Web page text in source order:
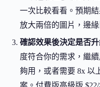
一次比較看看。預期
放大兩倍的圖片，邊
確認效果後決定是否升
度符合你的需求，繼
夠用，或者需要 8x 以